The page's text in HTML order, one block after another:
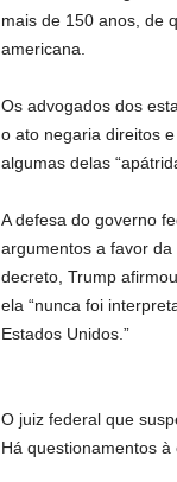
mais de 150 anos, de
americana.
Os advogados dos
o ato negaria direitos
algumas delas
A defesa do governo
argumentos a favor
decreto, Trump
ela “nunca foi
Estados Unidos.”
O juiz federal que
Há questionamentos